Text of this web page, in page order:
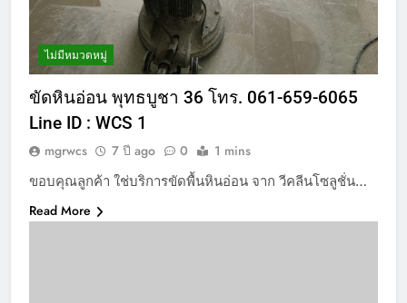
ไม่มีหมวดหมู่
ขัดหินอ่อน พุทธบูชา 36 โทร. 061-659-6065
Line ID : WCS 1
mgrwcs 7 ปี ago 0 1 mins
ขอบคุณลูกค้า ใช่บริการขัดพื้นหินอ่อน จาก วีคลีนโซลูชั่น…
Read More